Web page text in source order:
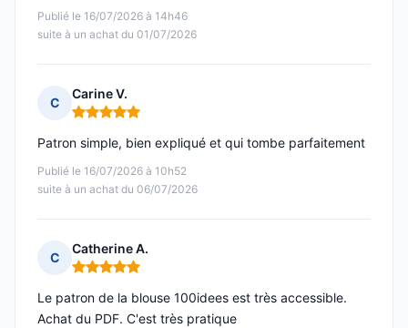
Publié le 16/07/2026 à 14h46
suite à un achat du 01/07/2026
C
Carine V.
Note : 5 sur 5
Publié le 16/07/2026 à 10h52
suite à un achat du 06/07/2026
Patron simple, bien expliqué et qui tombe parfaitement
C
Catherine A.
Note : 5 sur 5
Le patron de la blouse 100idees est très accessible.
Achat du PDF. C'est très pratique